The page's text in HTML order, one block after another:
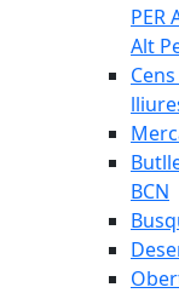
PER
Alt
BCN